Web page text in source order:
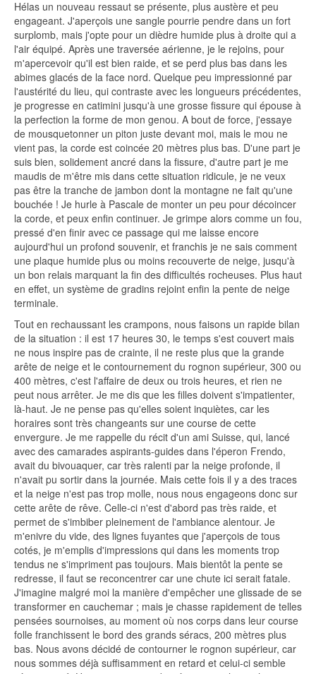
Hélas un nouveau ressaut se présente, plus austère et peu
engageant. J'aperçois une sangle pourrie pendre dans un fort
surplomb, mais j'opte pour un dièdre humide plus à droite qui a
l'air équipé. Après une traversée aérienne, je le rejoins, pour
m'apercevoir qu'il est bien raide, et se perd plus bas dans les
abimes glacés de la face nord. Quelque peu impressionné par
l'austérité du lieu, qui contraste avec les longueurs précédentes,
je progresse en catimini jusqu'à une grosse fissure qui épouse à
la perfection la forme de mon genou. A bout de force, j'essaye
de mousquetonner un piton juste devant moi, mais le mou ne
vient pas, la corde est coincée 20 mètres plus bas. D'une part je
suis bien, solidement ancré dans la fissure, d'autre part je me
maudis de m'être mis dans cette situation ridicule, je ne veux
pas être la tranche de jambon dont la montagne ne fait qu'une
bouchée ! Je hurle à Pascale de monter un peu pour décoincer
la corde, et peux enfin continuer. Je grimpe alors comme un fou,
pressé d'en finir avec ce passage qui me laisse encore
aujourd'hui un profond souvenir, et franchis je ne sais comment
une plaque humide plus ou moins recouverte de neige, jusqu'à
un bon relais marquant la fin des difficultés rocheuses. Plus haut
en effet, un système de gradins rejoint enfin la pente de neige
terminale.
Tout en rechaussant les crampons, nous faisons un rapide bilan
de la situation : il est 17 heures 30, le temps s'est couvert mais
ne nous inspire pas de crainte, il ne reste plus que la grande
arête de neige et le contournement du rognon supérieur, 300 ou
400 mètres, c'est l'affaire de deux ou trois heures, et rien ne
peut nous arrêter. Je me dis que les filles doivent s'impatienter,
là-haut. Je ne pense pas qu'elles soient inquiètes, car les
horaires sont très changeants sur une course de cette
envergure. Je me rappelle du récit d'un ami Suisse, qui, lancé
avec des camarades aspirants-guides dans l'éperon Frendo,
avait du bivouaquer, car très ralenti par la neige profonde, il
n'avait pu sortir dans la journée. Mais cette fois il y a des traces
et la neige n'est pas trop molle, nous nous engageons donc sur
cette arête de rêve. Celle-ci n'est d'abord pas très raide, et
permet de s'imbiber pleinement de l'ambiance alentour. Je
m'enivre du vide, des lignes fuyantes que j'aperçois de tous
cotés, je m'emplis d'impressions qui dans les moments trop
tendus ne s'impriment pas toujours. Mais bientôt la pente se
redresse, il faut se reconcentrer car une chute ici serait fatale.
J'imagine malgré moi la manière d'empêcher une glissade de se
transformer en cauchemar ; mais je chasse rapidement de telles
pensées sournoises, au moment où nos corps dans leur course
folle franchissent le bord des grands séracs, 200 mètres plus
bas. Nous avons décidé de contourner le rognon supérieur, car
nous sommes déjà suffisamment en retard et celui-ci semble